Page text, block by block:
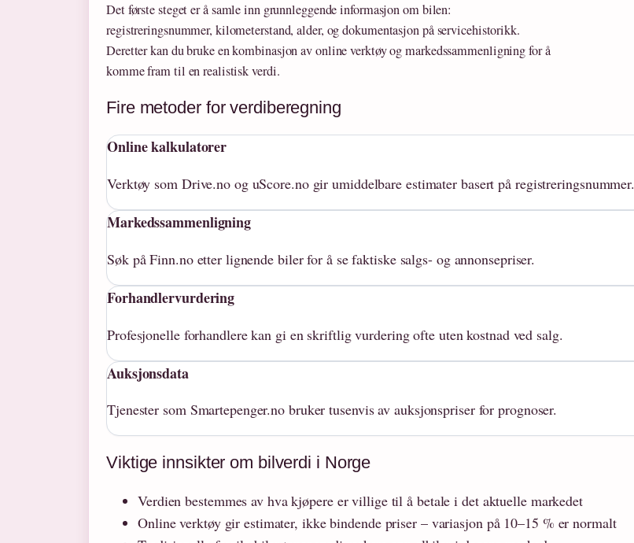
Det første steget er å samle inn grunnleggende informasjon om bilen:
registreringsnummer, kilometerstand, alder, og dokumentasjon på servicehistorikk.
Deretter kan du bruke en kombinasjon av online verktøy og markedssammenligning for å
komme fram til en realistisk verdi.
Fire metoder for verdiberegning
Online kalkulatorer
Verktøy som Drive.no og uScore.no gir umiddelbare estimater basert på registreringsnummer.
Markedssammenligning
Søk på Finn.no etter lignende biler for å se faktiske salgs- og annonsepriser.
Forhandlervurdering
Profesjonelle forhandlere kan gi en skriftlig vurdering ofte uten kostnad ved salg.
Auksjonsdata
Tjenester som Smartepenger.no bruker tusenvis av auksjonspriser for prognoser.
Viktige innsikter om bilverdi i Norge
Verdien bestemmes av hva kjøpere er villige til å betale i det aktuelle markedet
Online verktøy gir estimater, ikke bindende priser – variasjon på 10–15 % er normalt